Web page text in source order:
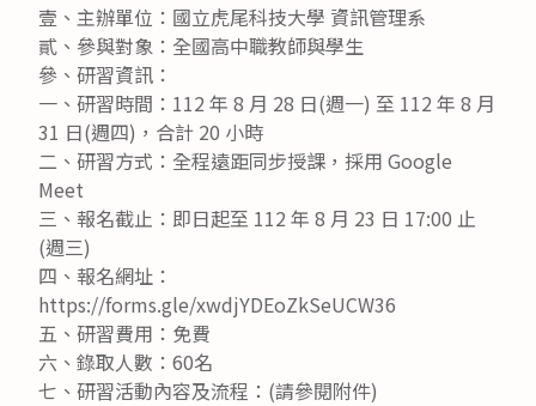
壹、主辦單位：國立虎尾科技大學 資訊管理系
貳、參與對象：全國高中職教師與學生
參、研習資訊：
一、研習時間：112 年 8 月 28 日(週一) 至 112 年 8 月
31 日(週四)，合計 20 小時
二、研習方式：全程遠距同步授課，採用 Google
Meet
三、報名截止：即日起至 112 年 8 月 23 日 17:00 止
(週三)
四、報名網址：
https://forms.gle/xwdjYDEoZkSeUCW36
五、研習費用：免費
六、錄取人數：60名
七、研習活動內容及流程：(請參閱附件)